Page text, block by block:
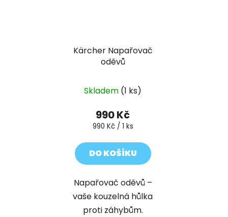
Kärcher Napařovač
oděvů
Skladem (1 ks)
990 Kč
Měrná
990 Kč / 1 ks
DO KOŠÍKU
Napařovač oděvů –
vaše kouzelná hůlka
proti záhybům.